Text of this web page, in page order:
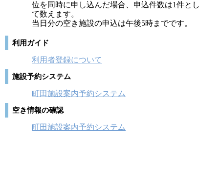
位を同時に申し込んだ場合、申込件数は1件とし
て数えます。
当日分の空き施設の申込は午後5時までです。
利用ガイド
利用者登録について
施設予約システム
町田施設案内予約システム
空き情報の確認
町田施設案内予約システム